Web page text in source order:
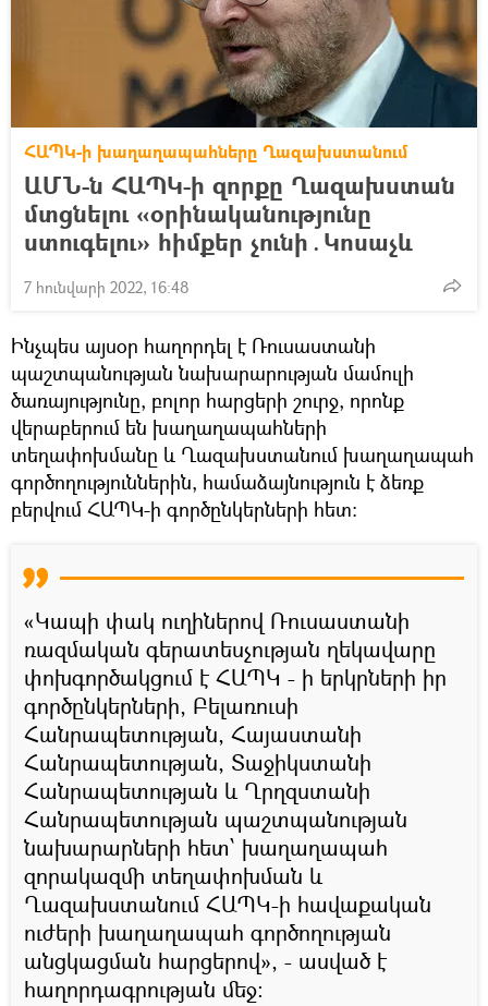
ՀԱՊԿ-ի խաղաղապահները Ղազախստանում
ԱՄՆ-ն ՀԱՊԿ-ի զորքը Ղազախստան
մտցնելու «օրինականությունը
ստուգելու» հիմքեր չունի․Կոսաչև
7 հունվարի 2022, 16:48
Ինչպես այսօր հաղորդել է Ռուսաստանի
պաշտպանության նախարարության մամուլի
ծառայությունը, բոլոր հարցերի շուրջ, որոնք
վերաբերում են խաղաղապահների
տեղափոխմանը և Ղազախստանում խաղաղապահ
գործողություններին, համաձայնություն է ձեռք
բերվում ՀԱՊԿ-ի գործընկերների հետ:
«Կապի փակ ուղիներով Ռուսաստանի
ռազմական գերատեսչության ղեկավարը
փոխգործակցում է ՀԱՊԿ - ի երկրների իր
գործընկերների, Բելառուսի
Հանրապետության, Հայաստանի
Հանրապետության, Տաջիկստանի
Հանրապետության և Ղրղզստանի
Հանրապետության պաշտպանության
նախարարների հետ՝ խաղաղապահ
զորակազմի տեղափոխման և
Ղազախստանում ՀԱՊԿ-ի հավաքական
ուժերի խաղաղապահ գործողության
անցկացման հարցերով», - ասված է
հաղորդագրության մեջ: